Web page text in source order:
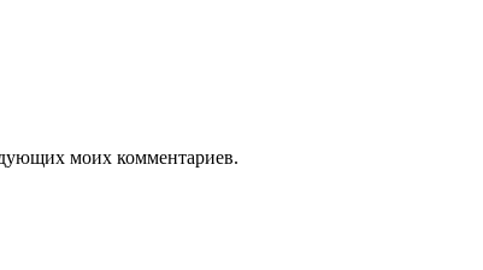
моих комментариев.